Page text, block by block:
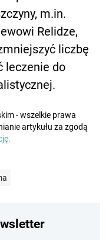
m.in.
Relidze,
liczbę
leczenie do
- wszelkie prawa
artykułu za zgodą